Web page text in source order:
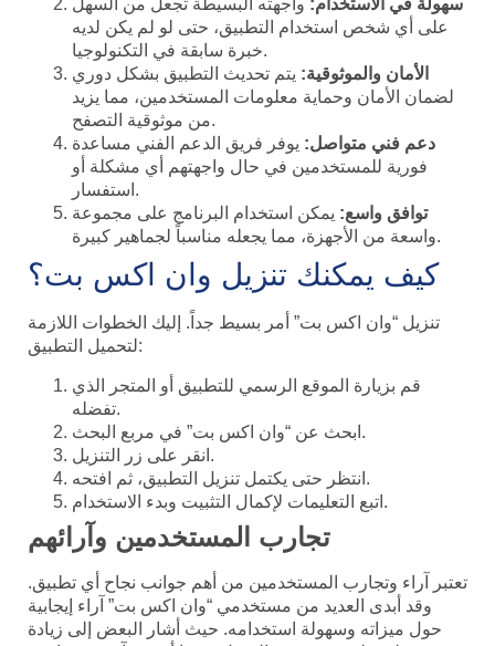
سهولة في الاستخدام: واجهته البسيطة تجعل من السهل
على أي شخص استخدام التطبيق، حتى لو لم يكن لديه
خبرة سابقة في التكنولوجيا.
الأمان والموثوقية: يتم تحديث التطبيق بشكل دوري
لضمان الأمان وحماية معلومات المستخدمين، مما يزيد
من موثوقية التصفح.
دعم فني متواصل: يوفر فريق الدعم الفني مساعدة
فورية للمستخدمين في حال واجهتهم أي مشكلة أو
استفسار.
توافق واسع: يمكن استخدام البرنامج على مجموعة
واسعة من الأجهزة، مما يجعله مناسباً لجماهير كبيرة.
كيف يمكنك تنزيل وان اكس بت؟
تنزيل “وان اكس بت” أمر بسيط جداً. إليك الخطوات اللازمة
لتحميل التطبيق:
قم بزيارة الموقع الرسمي للتطبيق أو المتجر الذي
تفضله.
ابحث عن “وان اكس بت” في مربع البحث.
انقر على زر التنزيل.
انتظر حتى يكتمل تنزيل التطبيق، ثم افتحه.
اتبع التعليمات لإكمال التثبيت وبدء الاستخدام.
تجارب المستخدمين وآرائهم
تعتبر آراء وتجارب المستخدمين من أهم جوانب نجاح أي تطبيق.
وقد أبدى العديد من مستخدمي “وان اكس بت” آراء إيجابية
حول ميزاته وسهولة استخدامه. حيث أشار البعض إلى زيادة